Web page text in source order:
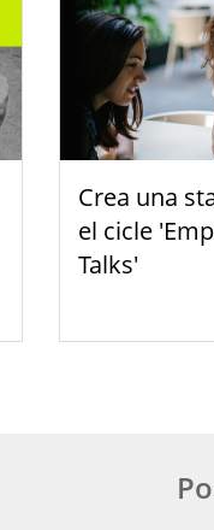
Crea una
el cicle
Talks'